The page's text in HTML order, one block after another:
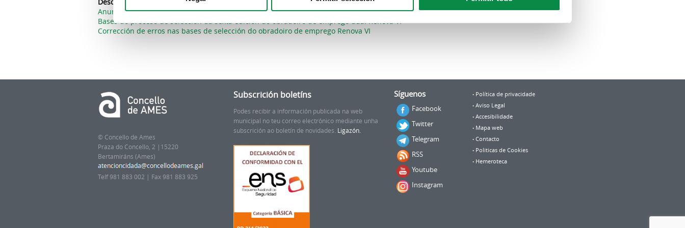
Anuncio coa composición do tribunal do obradoiro de emprego Renova VI
Bases do proceso de selección da sexta edición do obradoiro de emprego dual Renova VI
Corrección de erros nas bases de selección do obradoiro de emprego Renova VI
© Concello de Ames
Praza do Concello, 2 |15220
Bertamiráns (Ames)
Telf 981 883 002 | Fax 981 883 925
Subscrición boletíns
Podes recibir a información publicada na web
municipal no teu correo electrónico mediante unha
subscrición ao boletín de novidades. Ligazón.
Síguenos
Facebook
Twitter
Telegram
RSS
Youtube
Instagram
Política de privacidade
Aviso Legal
Accesibilidade
Mapa web
Contacto
Politicas de Cookies
Hemeroteca